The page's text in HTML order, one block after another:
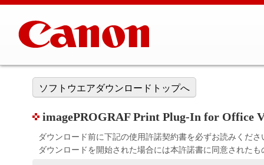
ソフトウエアダウンロードトップへ
imagePROGRAF Print Plug-In for Office
ダウンロード前に下記の使用許諾契約書を必ずお読みくださ
ダウンロードを開始された場合には本許諾書に同意された